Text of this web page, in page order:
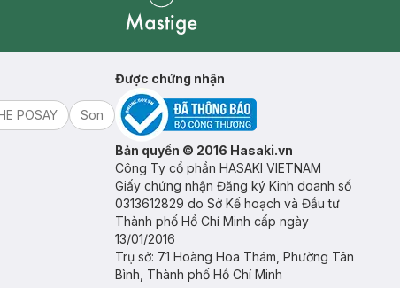
POSAY
Son
Được chứng nhận
Bản quyền © 2016 Hasaki.vn
Công Ty cổ phần HASAKI VIETNAM
Giấy chứng nhận Đăng ký Kinh doanh số
0313612829 do Sở Kế hoạch và Đầu tư
Thành phố Hồ Chí Minh cấp ngày
13/01/2016
Trụ sở: 71 Hoàng Hoa Thám, Phường Tân
Bình, Thành phố Hồ Chí Minh